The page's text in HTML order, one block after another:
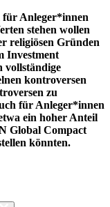
für Anleger*innen
stehen wollen
religiösen Gründen
Investment
vollständige
kontroversen
zu
für Anleger*innen
ein hoher Anteil
Global Compact
könnten.